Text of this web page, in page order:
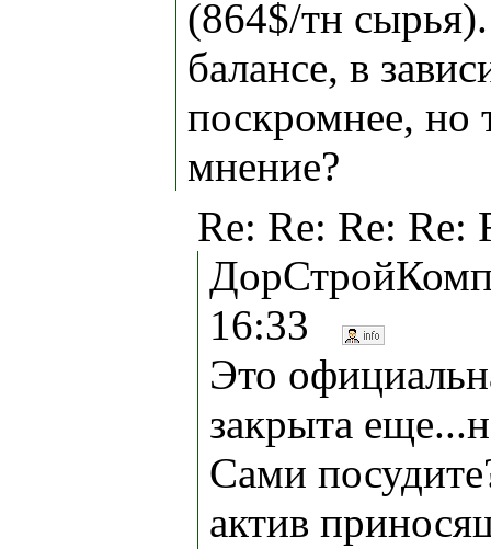
(864$/тн
балансе, в
поскромнее, но
мнение?
Re: Re: Re: Re:
16:33
Это
закрыта
Сами
актив